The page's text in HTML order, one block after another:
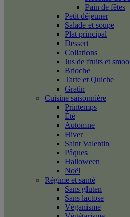
Pain de fêtes
Petit déjeuner
Salade et soupe
Plat principal
Dessert
Collations
Jus de fruits et
Brioche
Tarte et Quiche
Gratin
Cuisine saisonnière
Printemps
Été
Automne
Hiver
Saint Valentin
Pâques
Halloween
Noël
Régime et santé
Sans gluten
Sans lactose
Véganisme